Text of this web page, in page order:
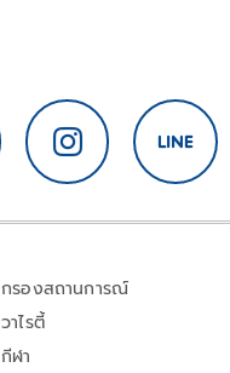
กรองสถานการณ์
วาไรตี้
กีฬา